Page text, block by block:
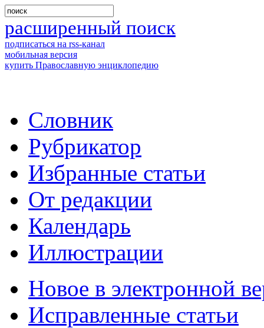
расширенный поиск
подписаться на rss-канал
мобильная версия
купить Православную энциклопедию
Словник
Рубрикатор
Избранные статьи
От редакции
Календарь
Иллюстрации
Новое в электронной
Исправленные статьи